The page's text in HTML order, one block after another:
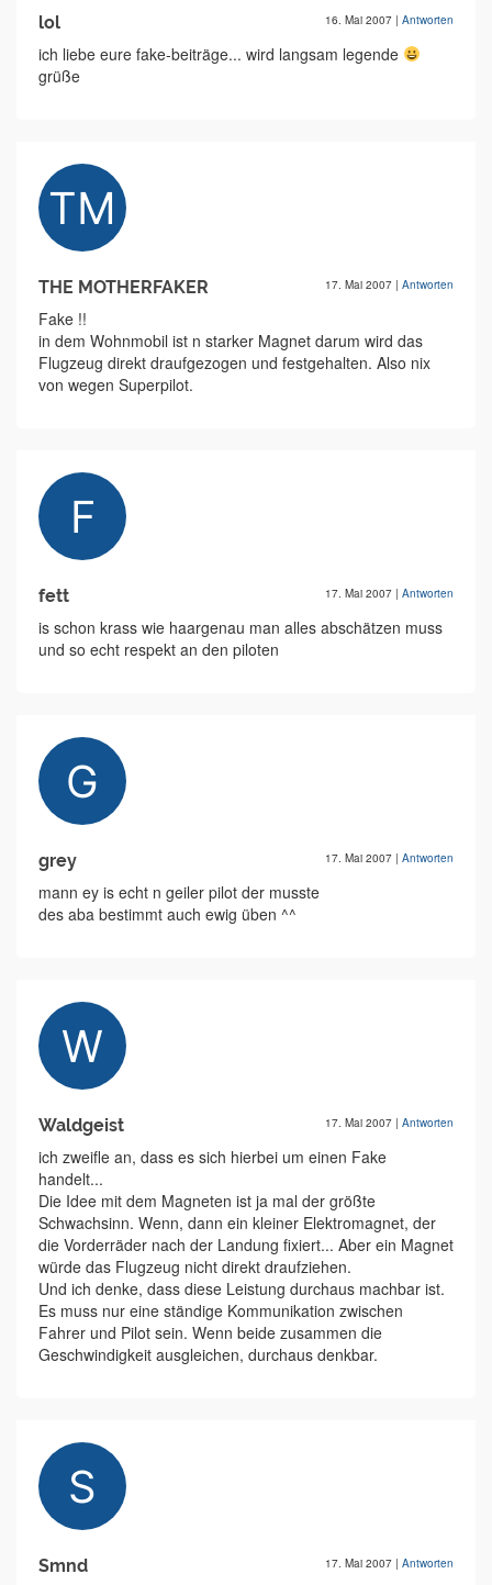
lol 16. Mai 2007 | Antworten
ich liebe eure fake-beiträge... wird langsam legende
grüße
THE MOTHERFAKER 17. Mai 2007 | Antworten
Fake !!
in dem Wohnmobil ist n starker Magnet darum wird das
Flugzeug direkt draufgezogen und festgehalten. Also nix
von wegen Superpilot.
fett 17. Mai 2007 | Antworten
is schon krass wie haargenau man alles abschätzen muss
und so echt respekt an den piloten
grey 17. Mai 2007 | Antworten
mann ey is echt n geiler pilot der musste
des aba bestimmt auch ewig üben ^^
Waldgeist 17. Mai 2007 | Antworten
ich zweifle an, dass es sich hierbei um einen Fake
handelt...
Die Idee mit dem Magneten ist ja mal der größte
Schwachsinn. Wenn, dann ein kleiner Elektromagnet, der
die Vorderräder nach der Landung fixiert... Aber ein Magnet
würde das Flugzeug nicht direkt draufziehen.
Und ich denke, dass diese Leistung durchaus machbar ist.
Es muss nur eine ständige Kommunikation zwischen
Fahrer und Pilot sein. Wenn beide zusammen die
Geschwindigkeit ausgleichen, durchaus denkbar.
Smnd 17. Mai 2007 | Antworten